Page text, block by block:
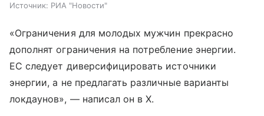
Источник: РИА "Новости"
«Ограничения для молодых мужчин прекрасно
дополнят ограничения на потребление энергии.
ЕС следует диверсифицировать источники
энергии, а не предлагать различные варианты
локдаунов», — написал он в X.